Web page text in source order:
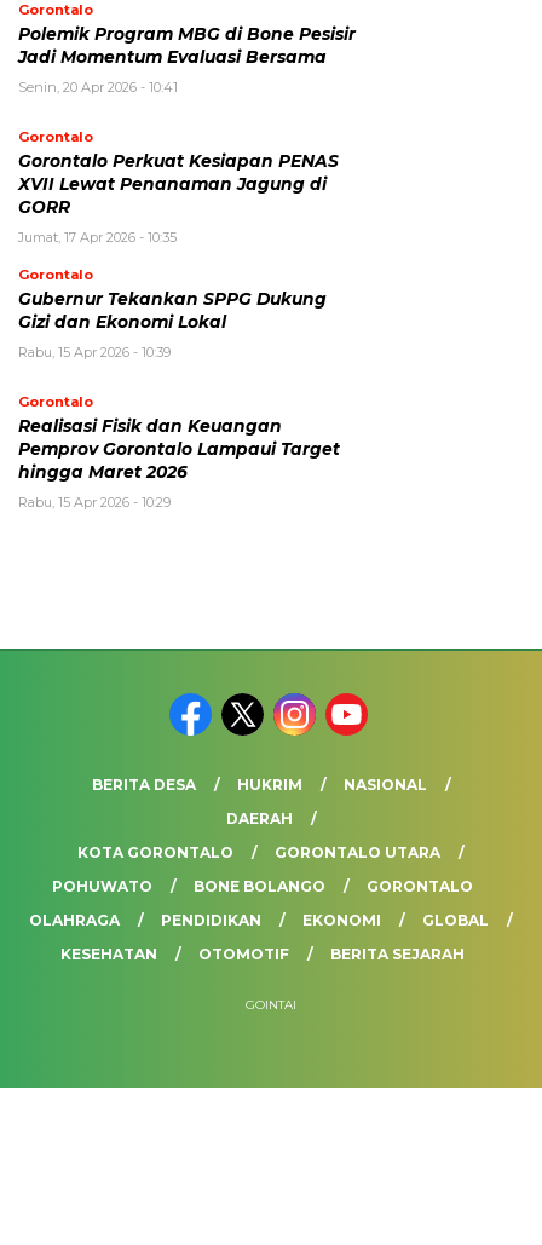
Gorontalo
Polemik Program MBG di Bone Pesisir
Jadi Momentum Evaluasi Bersama
Senin, 20 Apr 2026 - 10:41
Gorontalo
Gorontalo Perkuat Kesiapan PENAS
XVII Lewat Penanaman Jagung di
GORR
Jumat, 17 Apr 2026 - 10:35
Gorontalo
Gubernur Tekankan SPPG Dukung
Gizi dan Ekonomi Lokal
Rabu, 15 Apr 2026 - 10:39
Gorontalo
Realisasi Fisik dan Keuangan
Pemprov Gorontalo Lampaui Target
hingga Maret 2026
Rabu, 15 Apr 2026 - 10:29
BERITA DESA HUKRIM
NASIONAL
DAERAH
KOTA GORONTALO
GORONTALO UTARA
POHUWATO
BONE BOLANGO
GORONTALO
OLAHRAGA
PENDIDIKAN EKONOMI
GLOBAL
KESEHATAN
OTOMOTIF BERITA SEJARAH
GOINTAI